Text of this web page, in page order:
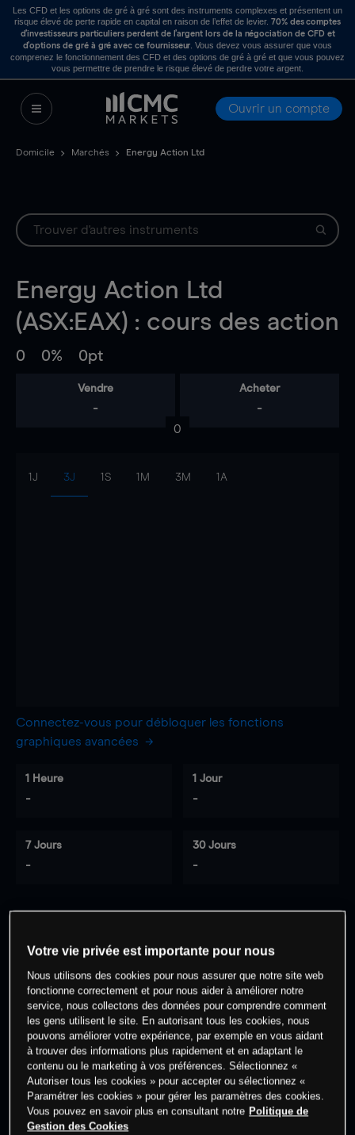
Les CFD et les options de gré à gré sont des instruments complexes et présentent un
risque élevé de perte rapide en capital en raison de l’effet de levier. 70% des comptes
d’investisseurs particuliers perdent de l’argent lors de la négociation de CFD et
d’options de gré à gré avec ce fournisseur . Vous devez vous assurer que vous
comprenez le fonctionnement des CFD et des options de gré à gré et que vous pouvez
vous permettre de prendre le risque élevé de perdre votre argent.
Ouvrir un compte
Domicile Marchés Energy Action Ltd
Energy Action Ltd
(ASX:EAX) : cours des action
0 0% 0pt
Vendre
-
Acheter
-
0
1J 3J 1S 1M 3M 1A
Connectez-vous pour débloquer les fonctions
graphiques avancées
1 Heure
-
1 Jour
-
7 Jours
-
30 Jours
-
cet actif
Commencez à trader
Les prix sont indicatifs.Connectez-vous pour voir les
dernières données du marché.
Votre vie privée est importante pour nous
Nous utilisons des cookies pour nous assurer que notre site web
fonctionne correctement et pour nous aider à améliorer notre
service, nous collectons des données pour comprendre comment
les gens utilisent le site. En autorisant tous les cookies, nous
pouvons améliorer votre expérience, par exemple en vous aidant
à trouver des informations plus rapidement et en adaptant le
contenu ou le marketing à vos préférences. Sélectionnez «
Autoriser tous les cookies » pour accepter ou sélectionnez «
Paramétrer les cookies » pour gérer les paramètres des cookies.
Vous pouvez en savoir plus en consultant notre Politique de
Gestion des Cookies